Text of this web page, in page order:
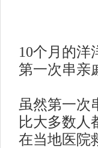
10个月的洋
第一次串亲
虽然第一次
比大多数人
在当地医院